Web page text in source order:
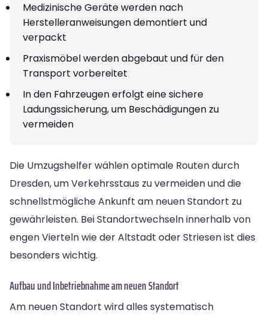
Medizinische Geräte werden nach
Herstelleranweisungen demontiert und
verpackt
Praxismöbel werden abgebaut und für den
Transport vorbereitet
In den Fahrzeugen erfolgt eine sichere
Ladungssicherung, um Beschädigungen zu
vermeiden
Die Umzugshelfer wählen optimale Routen durch
Dresden, um Verkehrsstaus zu vermeiden und die
schnellstmögliche Ankunft am neuen Standort zu
gewährleisten. Bei Standortwechseln innerhalb von
engen Vierteln wie der Altstadt oder Striesen ist dies
besonders wichtig.
Aufbau und Inbetriebnahme am neuen Standort
Am neuen Standort wird alles systematisch